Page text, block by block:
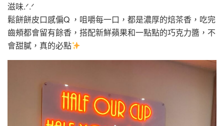
滋味.ᐟ‪‪‪.ᐟ‪‪‪
鬆餅餅皮口感偏Q ，咀嚼每一口，都是濃厚的焙茶香，吃完
齒頰都會留有餘香，搭配新鮮蘋果和一點點的巧克力醬，不
會甜膩，真的必點